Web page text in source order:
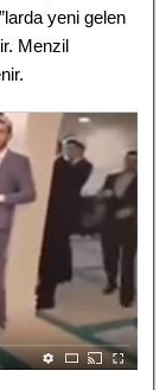
yeni gelen
Menzil